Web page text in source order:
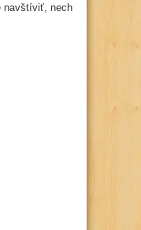
navštíviť, nech